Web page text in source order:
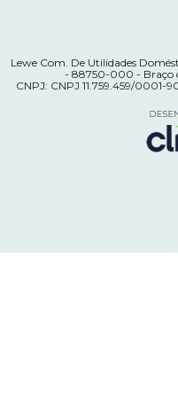
Lewe Com. De Utilidades
- 88750-000 - Braço
CNPJ: CNPJ 11.759.459/0001-